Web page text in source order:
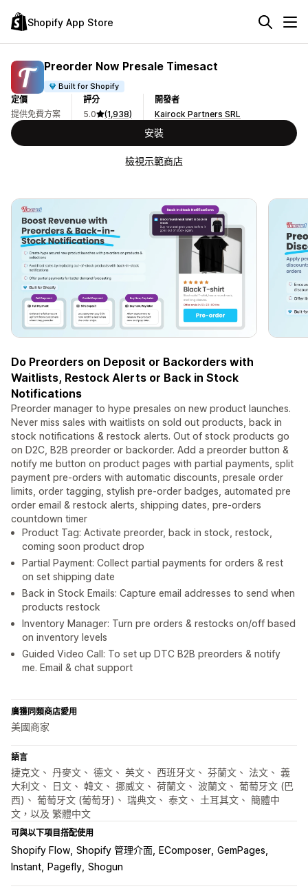
Shopify App Store
Preorder Now Presale Timesact
Built for Shopify
定價
提供免費方案
評分
5.0
(1,938)
開發者
Kairock Partners SRL
安裝
檢視示範商店
Do Preorders on Deposit or Backorders with
Waitlists, Restock Alerts or Back in Stock
Notifications
Preorder manager to hype presales on new product launches.
Never miss sales with waitlists on sold out products, back in
stock notifications & restock alerts. Out of stock products go
on D2C, B2B preorder or backorder. Add a preorder button &
notify me button on product pages with partial payments, split
payment pre-orders with automatic discounts, presale order
limits, order tagging, stylish pre-order badges, automated pre
order email & restock alerts, shipping dates, pre-orders
countdown timer
Product Tag: Activate preorder, back in stock, restock,
coming soon product drop
Partial Payment: Collect partial payments for orders & rest
on set shipping date
Back in Stock Emails: Capture email addresses to send when
products restock
Inventory Manager: Turn pre orders & restocks on/off based
on inventory levels
Guided Video Call: To set up DTC B2B preorders & notify
me. Email & chat support
廣獲同類商店愛用
美國商家
語言
捷克文、 丹麥文、 德文、 英文、 西班牙文、 芬蘭文、 法文、 義
大利文、 日文、 韓文、 挪威文、 荷蘭文、 波蘭文、 葡萄牙文 (巴
西)、 葡萄牙文 (葡萄牙)、 瑞典文、 泰文、 土耳其文、 簡體中
文，以及 繁體中文
可與以下項目搭配使用
Shopify Flow Shopify 管理介面 EComposer GemPages
Instant
Pagefly Shogun